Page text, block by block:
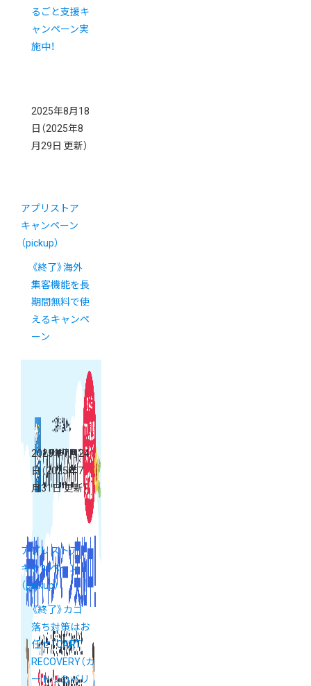
るごと支援キ
ャンペーン実
施中！
2025年8月18
日 （2025年8
月29日 更新）
アプリストア
キャンペーン
（pickup）
《終了》海外
集客機能を長
期間無料で使
えるキャンペ
ーン
2025年7月24
日 （2025年7
月31日 更新）
アプリストア
キャンペーン
（pickup）
《終了》カゴ
落ち対策はお
任せ「CART
RECOVERY（カ
ートリカバリ